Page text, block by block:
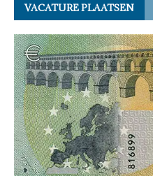
VACATURE PLAATSEN